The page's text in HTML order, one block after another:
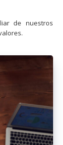
de nuestros